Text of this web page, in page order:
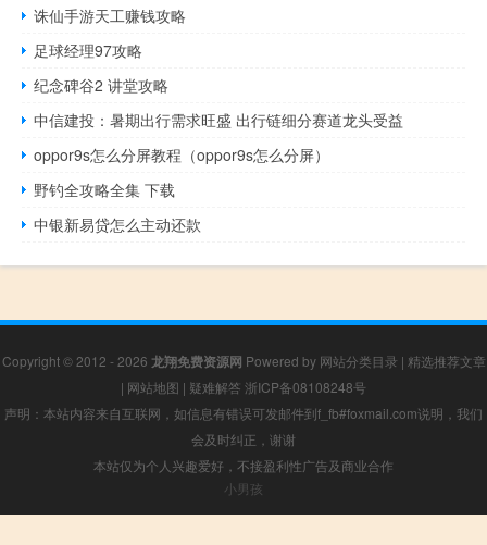
诛仙手游天工赚钱攻略
足球经理97攻略
纪念碑谷2 讲堂攻略
中信建投：暑期出行需求旺盛 出行链细分赛道龙头受益
oppor9s怎么分屏教程（oppor9s怎么分屏）
野钓全攻略全集 下载
中银新易贷怎么主动还款
Copyright © 2012 - 2026 龙翔免费资源网 Powered by 网站分类目录 | 精选推荐文章
| 网站地图 | 疑难解答 浙ICP备08108248号
声明：本站内容来自互联网，如信息有错误可发邮件到f_fb#foxmail.com说明，我们
会及时纠正，谢谢
本站仅为个人兴趣爱好，不接盈利性广告及商业合作
小男孩